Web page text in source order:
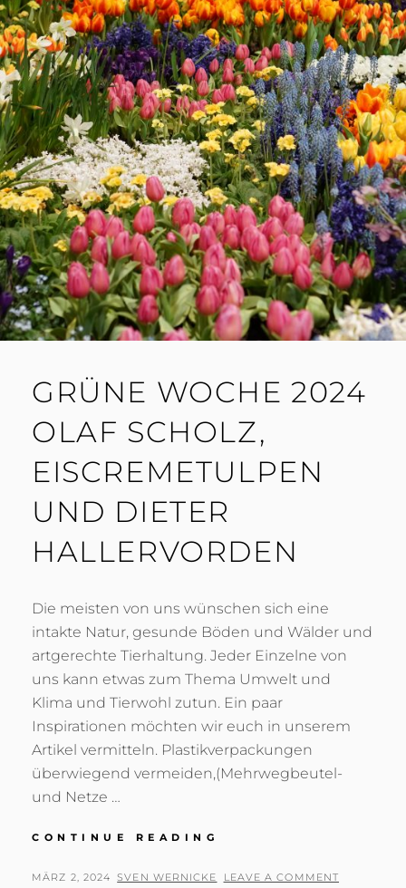
KONZERT
MIT
NACH
BERLIN
GRÜNE WOCHE 2024
OLAF SCHOLZ,
EISCREMETULPEN
UND DIETER
HALLERVORDEN
Die meisten von uns wünschen sich eine
intakte Natur, gesunde Böden und Wälder und
artgerechte Tierhaltung. Jeder Einzelne von
uns kann etwas zum Thema Umwelt und
Klima und Tierwohl zutun. Ein paar
Inspirationen möchten wir euch in unserem
Artikel vermitteln. Plastikverpackungen
überwiegend vermeiden,(Mehrwegbeutel-
und Netze …
CONTINUE READING
2024
POSTED
MÄRZ 2, 2024 BY
SVEN WERNICKE LEAVE A COMMENT